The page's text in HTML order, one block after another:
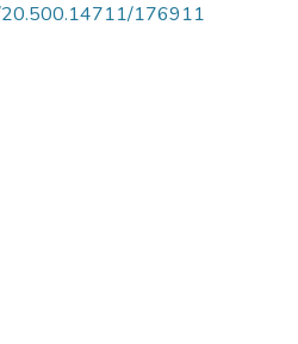
20.500.14711/176911